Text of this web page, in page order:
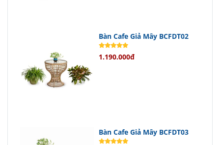
Tính Năng Ưu Việt
Thiết kế ba chân độc đáo của
bàn cafe sắt BCFDT16
Dù là trong nhà hay ngoài trời, sản
Bàn Cafe Giả Mây BCFDT02
1.190.000đ
Bàn Cafe Giả Mây BCFDT03